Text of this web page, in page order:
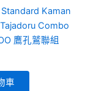
Kaman
Combo
鷹孔鷲聯組
車